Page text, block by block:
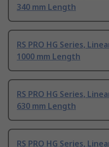
340 mm Length
RS PRO HG Series,
1000 mm Length
RS PRO HG Series,
630 mm Length
RS PRO HG Series,